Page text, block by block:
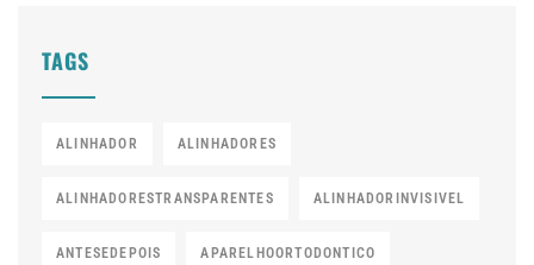
TAGS
ALINHADOR ALINHADORES
ALINHADORESTRANSPARENTES ALINHADORINVISIVEL
ANTESEDEPOIS APARELHOORTODONTICO